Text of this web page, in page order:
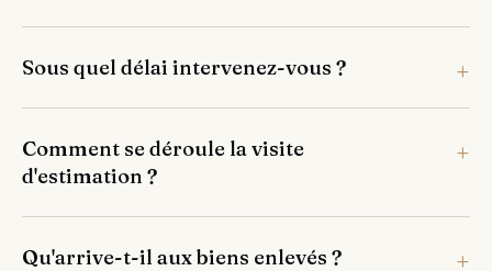
Sous quel délai intervenez-vous ?
Comment se déroule la visite
d'estimation ?
Qu'arrive-t-il aux biens enlevés ?